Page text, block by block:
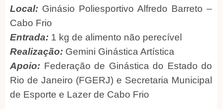
Local: Ginásio Poliesportivo Alfredo Barreto –
Cabo Frio
Entrada: 1 kg de alimento não perecível
Realização: Gemini Ginástica Artística
Apoio: Federação de Ginástica do Estado do
Rio de Janeiro (FGERJ) e Secretaria Municipal
de Esporte e Lazer de Cabo Frio